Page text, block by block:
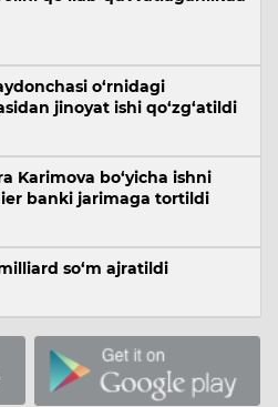
o‘rnidagi
jinoyat ishi qo‘zg‘atildi
Karimova bo‘yicha ishni
banki jarimaga tortildi
so‘m ajratildi